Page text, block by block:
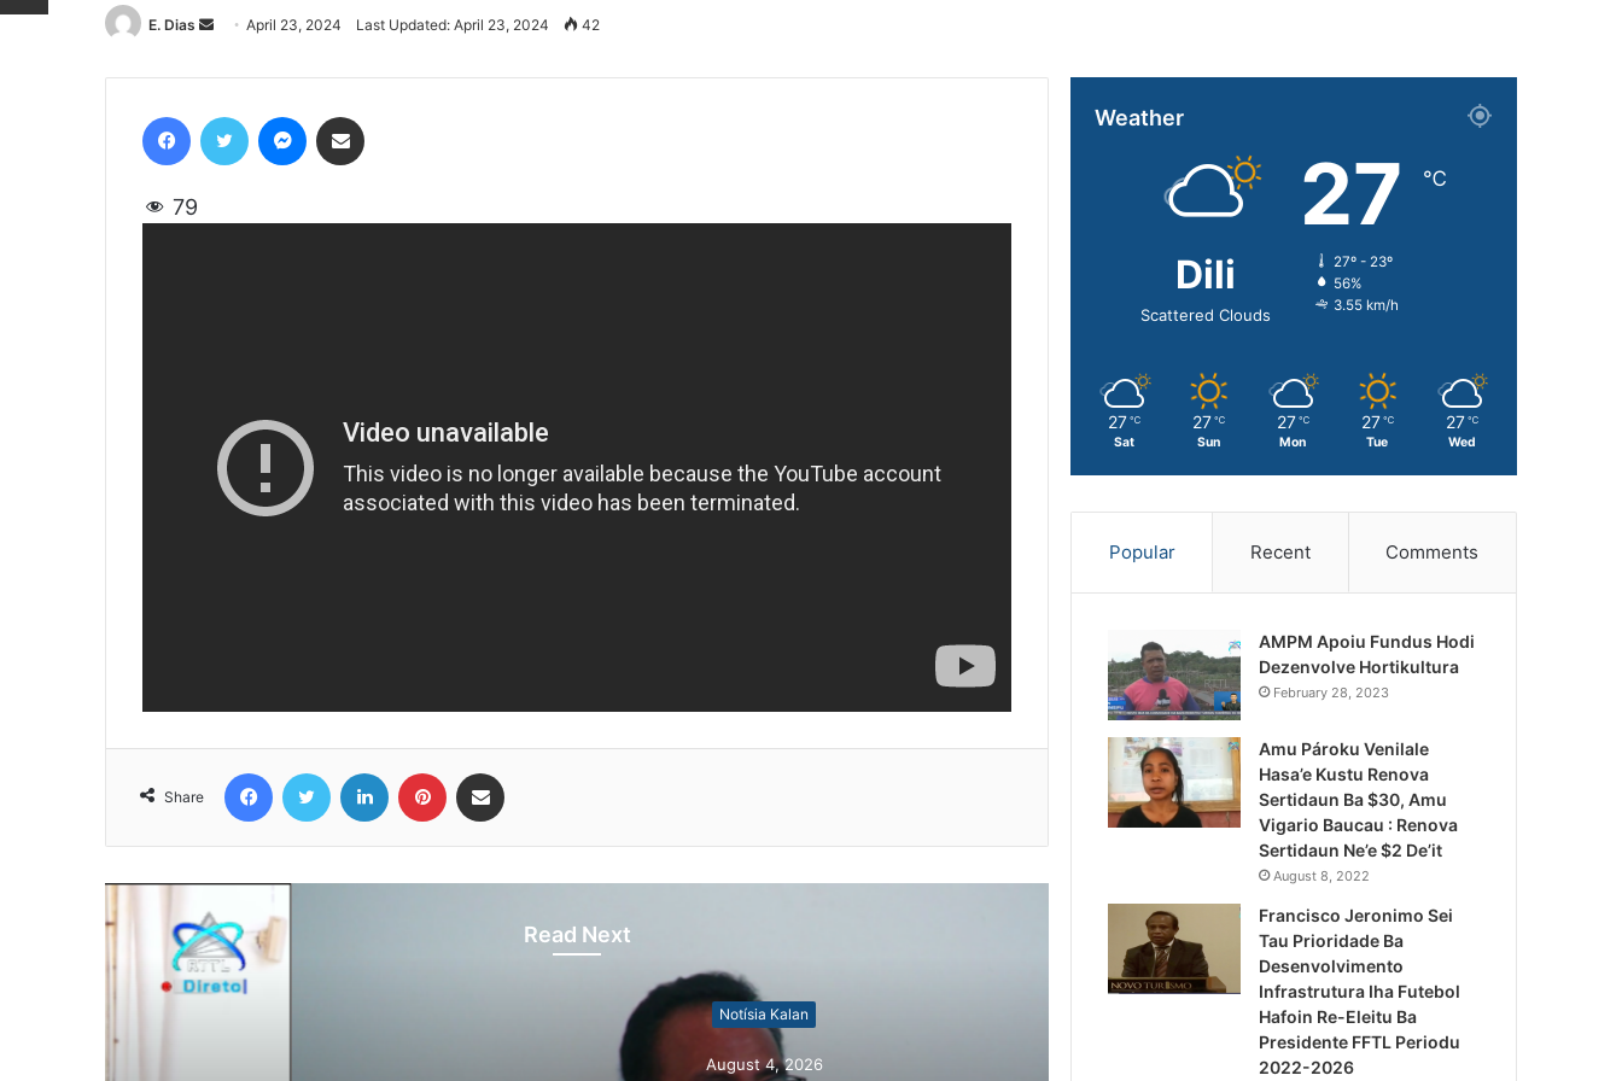
E. Dias
Send
email
April 23, 2024 Last Updated: April 23, 2024 42
79
Share
Read Next
Weather
Dili
Scattered Clouds
27 ℃
27º - 23º
56%
3.55 km/h
27 ℃
Sat
27 ℃
Sun
27 ℃
Mon
27 ℃
Tue
27 ℃
Wed
Popular Recent Comments
AMPM Apoiu Fundus Hodi
Dezenvolve Hortikultura
February 28, 2023
Amu Pároku Venilale
Hasa’e Kustu Renova
Sertidaun Ba $30, Amu
Vigario Baucau : Renova
Sertidaun Ne’e $2 De’it
August 8, 2022
Francisco Jeronimo Sei
Tau Prioridade Ba
Desenvolvimento
Infrastrutura Iha Futebol
Hafoin Re-Eleitu Ba
Presidente FFTL Periodu
2022-2026